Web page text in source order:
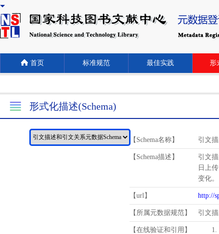
首页 标准规范 最佳实践 形
形式化描述(Schema)
【Schema名称】 引文
【Schema描述】
引文
日上
变化。
【url】 http://
【所属元数据规范】 引文
【在线验证和引用】
1.